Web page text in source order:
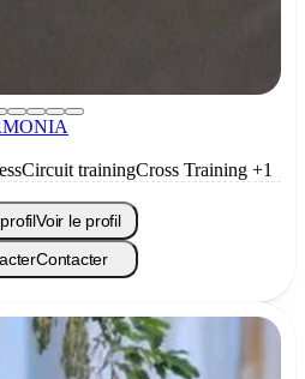
Circuit trainingCross Training +1
Voir le profil
Contacter